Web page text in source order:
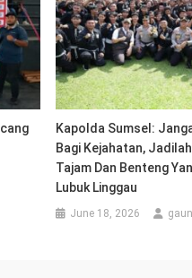
Kapolda Sumsel:
Bagi Kejahatan,
Tajam Dan Benteng
Lubuk Linggau
June 18, 2026